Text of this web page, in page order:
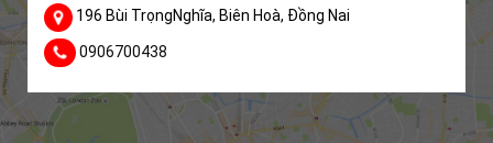
196 Bùi TrọngNghĩa, Biên Hoà, Đồng Nai
0906700438